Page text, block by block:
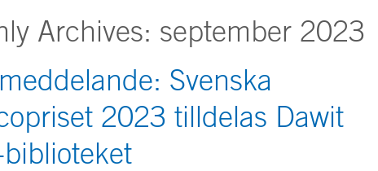
Archives: september 2023
Svenska
2023 tilldelas Dawit